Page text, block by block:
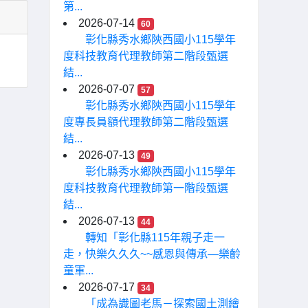
第...
2026-07-14
60
彰化縣秀水鄉陝西國小115學年
度科技教育代理教師第二階段甄選
結...
2026-07-07
57
彰化縣秀水鄉陝西國小115學年
度專長員額代理教師第二階段甄選
結...
2026-07-13
49
彰化縣秀水鄉陝西國小115學年
度科技教育代理教師第一階段甄選
結...
2026-07-13
44
轉知「彰化縣115年親子走一
走，快樂久久久~~感恩與傳承—樂齡
童軍...
2026-07-17
34
「成為識圖老馬－探索國土測繪